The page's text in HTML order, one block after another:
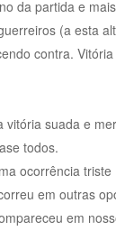
da partida e
(a esta
contra.
vitória suada e
todos.
ocorrência
em outras
em